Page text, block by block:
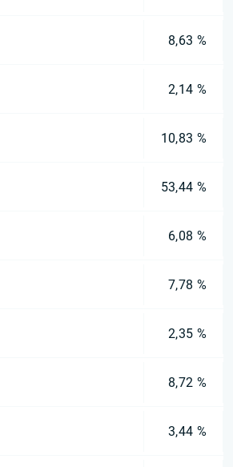
8,63 %
2,14 %
10,83 %
53,44 %
6,08 %
7,78 %
2,35 %
8,72 %
3,44 %